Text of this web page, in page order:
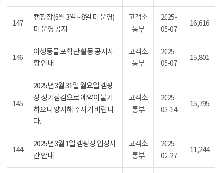
147
캠핑장(6월 3일 ~ 8일 미 운영)
미 운영 공지
고객소
통부
2025-
05-07
16,616
146
야생동물 포획단 활동 공지사
항 안내
고객소
통부
2025-
05-07
15,801
145
2025년 3월 31일 월요일 캠핑
장 정기점검으로 예약이불가
하오니 양지해 주시기 바랍니
다.
고객소
통부
2025-
03-14
15,795
144
2025년 3월 1일 캠핑장 입장시
간 안내
고객소
통부
2025-
02-27
11,244